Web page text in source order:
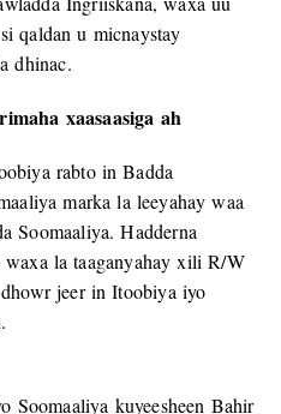
qaldan u micnaystay
dhinac.
xaasaasiga ah
rabto in Badda
marka la leeyahay waa
Soomaaliya. Hadderna
la taaganyahay xili R/W
jeer in Itoobiya iyo
Soomaaliya kuyeesheen Bahir